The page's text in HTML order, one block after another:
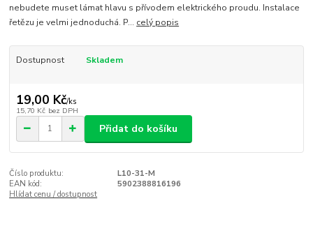
nebudete muset lámat hlavu s přívodem elektrického proudu. Instalace
řetězu je velmi jednoduchá. P... celý popis
Dostupnost Skladem
19,00 Kč/ks
15,70 Kč bez DPH
Přidat do košíku
Číslo produktu:
L10-31-M
EAN kód:
5902388816196
Hlídat cenu / dostupnost